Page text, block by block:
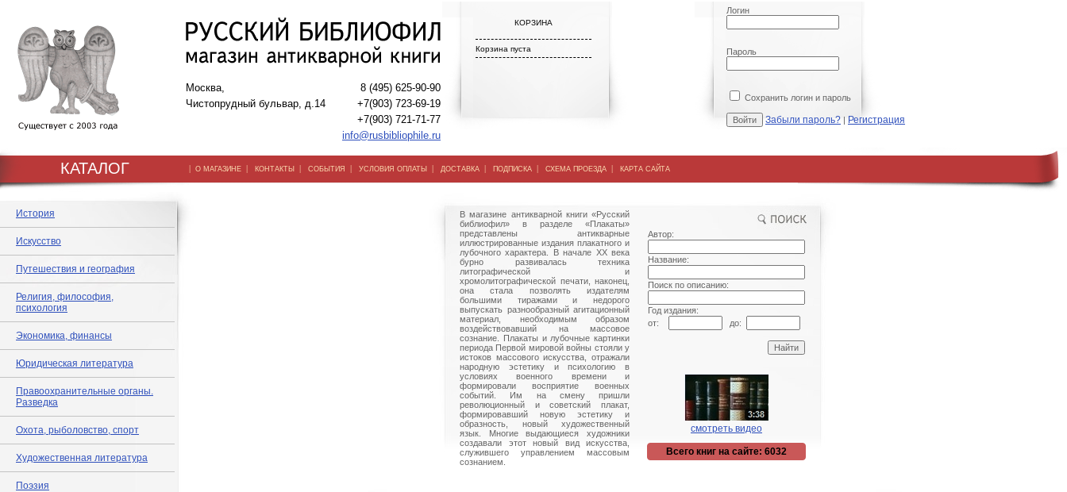
Москва,
Чистопрудный бульвар, д.14
8 (495) 625-90-90
+7(903) 723-69-19
+7(903) 721-71-77
info@rusbibliophile.ru
КОРЗИНА
Корзина пуста
Логин
Пароль
Сохранить логин и пароль
Забыли пароль? | Регистрация
КАТАЛОГ | О МАГАЗИНЕ | КОНТАКТЫ | СОБЫТИЯ | УСЛОВИЯ ОПЛАТЫ | ДОСТАВКА | ПОДПИСКА | СХЕМА ПРОЕЗДА | КАРТА САЙТА
История
Искусство
Путешествия и география
Религия, философия,
психология
Экономика, финансы
Юридическая литература
Правоохранительные органы.
Разведка
Охота, рыболовство, спорт
Художественная литература
Поэзия
В магазине антикварной книги «Русский
библиофил» в разделе «Плакаты»
представлены антикварные
иллюстрированные издания плакатного и
лубочного характера. В начале ХХ века
бурно развивалась техника
литографической и
хромолитографической печати, наконец,
она стала позволять издателям
большими тиражами и недорого
выпускать разнообразный агитационный
материал, необходимым образом
воздействовавший на массовое
сознание. Плакаты и лубочные картинки
периода Первой мировой войны стояли у
истоков массового искусства, отражали
народную эстетику и психологию в
условиях военного времени и
формировали восприятие военных
событий. Им на смену пришли
революционный и советский плакат,
формировавший новую эстетику и
образность, новый художественный
язык. Многие выдающиеся художники
создавали этот новый вид искусства,
служившего управлением массовым
сознанием.
Автор:
Название:
Поиск по описанию:
Год издания:
от:
до:
смотреть видео
Всего книг на сайте: 6032